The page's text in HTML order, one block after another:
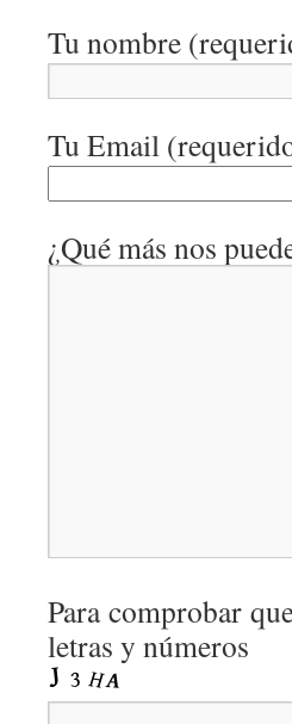
Tu nombre
Tu Email
¿Qué más nos
Para comprobar
letras y números